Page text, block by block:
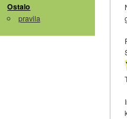
Ostalo
pravila